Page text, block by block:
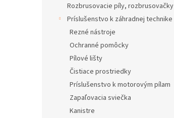
Rozbrusovacie píly, rozbrusovačky
Príslušenstvo k záhradnej technike
Rezné nástroje
Ochranné pomôcky
Pílové lišty
Čistiace prostriedky
Príslušenstvo k motorovým pílam
Zapaľovacia sviečka
Kanistre